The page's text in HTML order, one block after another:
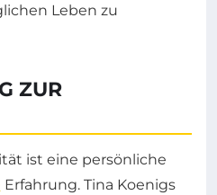
Leben zu
ZUR
ist eine persönliche
Erfahrung. Tina Koenigs